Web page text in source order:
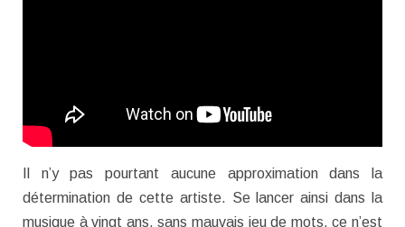
Il n’y pas pourtant aucune approximation dans la
détermination de cette artiste. Se lancer ainsi dans la
musique à vingt ans, sans mauvais jeu de mots, ce n’est